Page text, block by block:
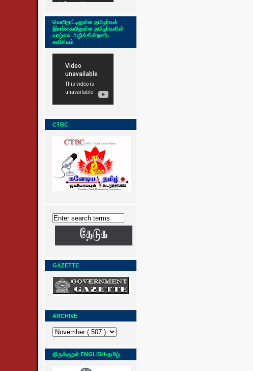
வெளிநாட்டிலுள்ள தமிழர்கள்
இலங்கையிலுள்ள தமிழர்களின்
வாழ்வை அழிக்கின்றனர்.
சுகிசிவம்
CTBC
GAZETTE
ARCHIVE
திருக்குறள் ENGLISH-தமிழ்